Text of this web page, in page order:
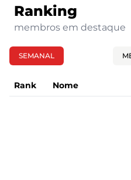
Ranking
membros em destaque
SEMANAL
Rank Nome